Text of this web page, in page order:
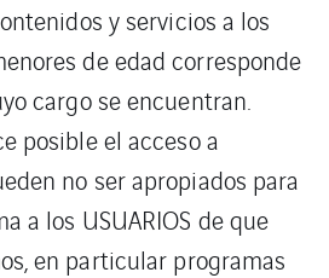
y servicios a los
de edad corresponde
cargo se encuentran.
posible el acceso a
no ser apropiados para
a los USUARIOS de que
en particular programas